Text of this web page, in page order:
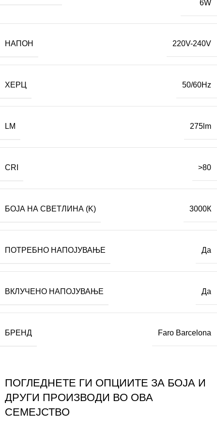
6W
НАПОН 220V-240V
ХЕРЦ 50/60Hz
LM 275lm
CRI >80
БОЈА НА СВЕТЛИНА (K) 3000К
ПОТРЕБНО НАПОЈУВАЊЕ Да
ВКЛУЧЕНО НАПОЈУВАЊЕ Да
БРЕНД Faro Barcelona
ПОГЛЕДНЕТЕ ГИ ОПЦИИТЕ ЗА БОЈА И
ДРУГИ ПРОИЗВОДИ ВО ОВА
СЕМЕЈСТВО